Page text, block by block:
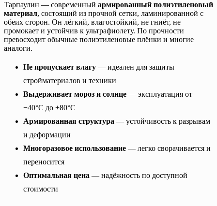
Тарпаулин — современный армированный полиэтиленовый
материал, состоящий из прочной сетки, ламинированной с
обеих сторон. Он лёгкий, влагостойкий, не гниёт, не
промокает и устойчив к ультрафиолету. По прочности
превосходит обычные полиэтиленовые плёнки и многие
аналоги.
Не пропускает влагу — идеален для защиты
стройматериалов и техники
Выдерживает мороз и солнце — эксплуатация от
−40°C до +80°C
Армированная структура — устойчивость к разрывам
и деформации
Многоразовое использование — легко сворачивается и
переносится
Оптимальная цена — надёжность по доступной
стоимости